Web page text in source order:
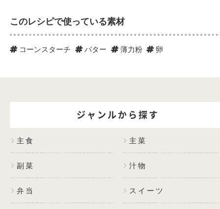
このレシピで使っている素材
コーンスターチ バター 薄力粉 卵
ジャンルから探す
主食 主菜
副菜 汁物
弁当 スイーツ